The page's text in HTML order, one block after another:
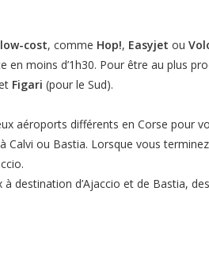
low-cost, comme Hop!, Easyjet ou
en moins d’1h30. Pour être au plus
Figari (pour le Sud).
aéroports différents en Corse pour
Calvi ou Bastia. Lorsque vous
destination d’Ajaccio et de Bastia,